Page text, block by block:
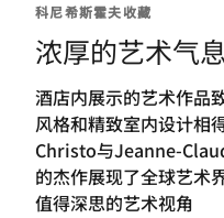
科尼希斯霍夫收藏
浓厚的艺术气
酒店内展示的艺术作品
风格和精致室内设计相
Christo与Jeanne-
的杰作展现了全球艺术
值得深思的艺术视角